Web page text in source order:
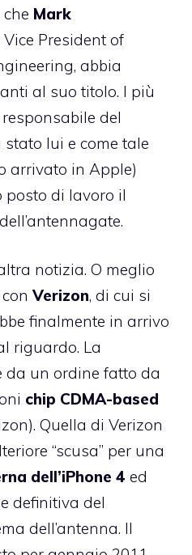
Mark
Vice President of
abbia
al suo titolo. I più
del
lui e come tale
arrivato in Apple)
di lavoro il
notizia. O meglio
conVerizon, di cui si
finalmente in arrivo
riguardo. La
da un ordine fatto da
chip CDMA-based
Quella di Verizon
“scusa” per una
dell’iPhone 4 ed
definitiva del
dell’antenna. Il